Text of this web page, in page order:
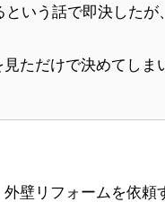
いう話で即決した
ただけで決めてし
壁リフォームを依